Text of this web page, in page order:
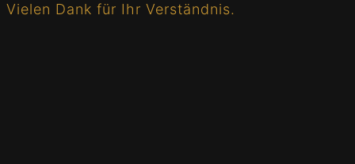
Vielen Dank für Ihr Verständnis.